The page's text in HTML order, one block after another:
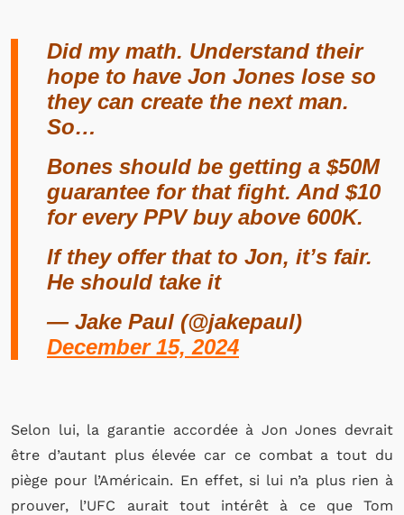
Did my math. Understand their
hope to have Jon Jones lose so
they can create the next man.
So…
Bones should be getting a $50M
guarantee for that fight. And $10
for every PPV buy above 600K.
If they offer that to Jon, it’s fair.
He should take it
— Jake Paul (@jakepaul)
December 15, 2024
Selon lui, la garantie accordée à Jon Jones devrait
être d’autant plus élevée car ce combat a tout du
piège pour l’Américain. En effet, si lui n’a plus rien à
prouver, l’UFC aurait tout intérêt à ce que Tom